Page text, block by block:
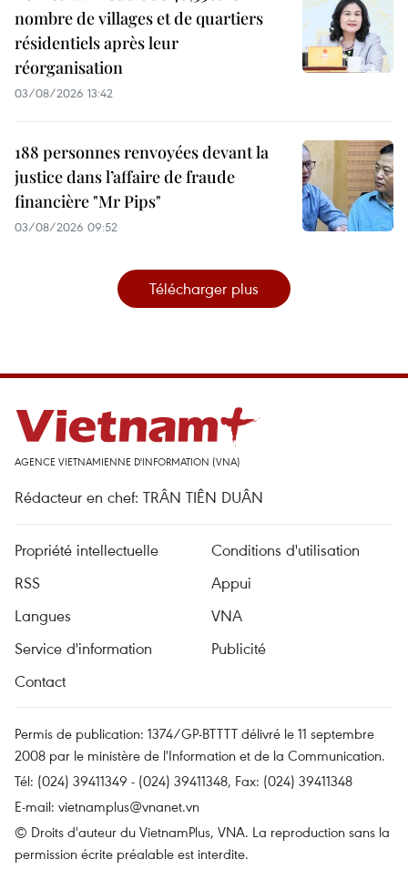
nombre de villages et de quartiers
résidentiels après leur
réorganisation
03/08/2026 13:42
188 personnes renvoyées devant la
justice dans l’affaire de fraude
financière "Mr Pips"
03/08/2026 09:52
Télécharger plus
AGENCE VIETNAMIENNE D'INFORMATION (VNA)
Rédacteur en chef: TRÂN TIÊN DUÂN
Propriété intellectuelle
Conditions d'utilisation
RSS
Appui
Langues
VNA
Service d'information
Publicité
Contact
Permis de publication: 1374/GP-BTTTT délivré le 11 septembre
2008 par le ministère de l'Information et de la Communication.
Tél: (024) 39411349 - (024) 39411348, Fax: (024) 39411348
E-mail: vietnamplus@vnanet.vn
© Droits d'auteur du VietnamPlus, VNA. La reproduction sans la
permission écrite préalable est interdite.